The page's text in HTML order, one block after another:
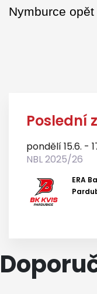
Nymburce
Poslední
pondělí 15.6. -
NBL 2025/26
ERA